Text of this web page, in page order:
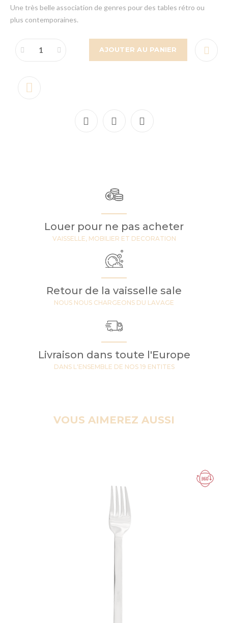
Une très belle association de genres pour des tables rétro ou
plus contemporaines.
AJOUTER AU PANIER
Louer pour ne pas acheter
VAISSELLE, MOBILIER ET DECORATION
Retour de la vaisselle sale
NOUS NOUS CHARGEONS DU LAVAGE
Livraison dans toute l'Europe
DANS L'ENSEMBLE DE NOS 19 ENTITES
VOUS AIMEREZ AUSSI